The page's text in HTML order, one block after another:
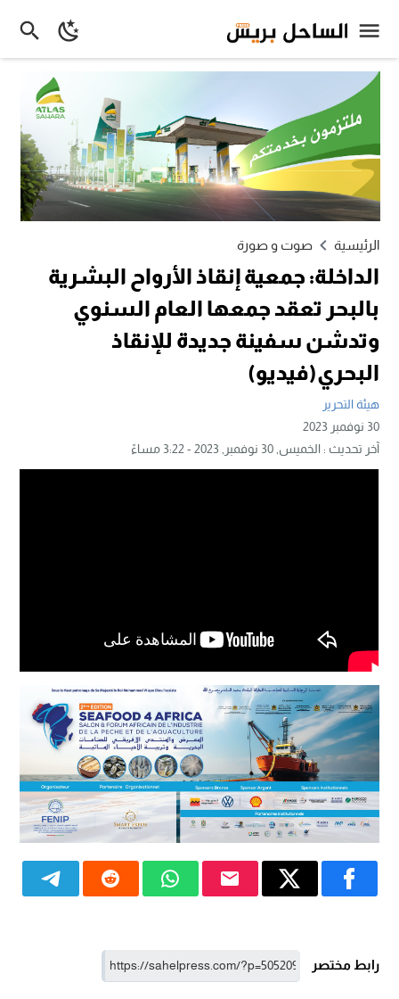
الرئيسية صوت و صورة
الداخلة: جمعية إنقاذ الأرواح البشرية
بالبحر تعقد جمعها العام السنوي
وتدشن سفينة جديدة للإنقاذ
البحري(فيديو)
هيئة التحرير
30 نوفمبر 2023
آخر تحديث :الخميس, 30 نوفمبر, 2023 - 3:22 مساءً
رابط مختصر